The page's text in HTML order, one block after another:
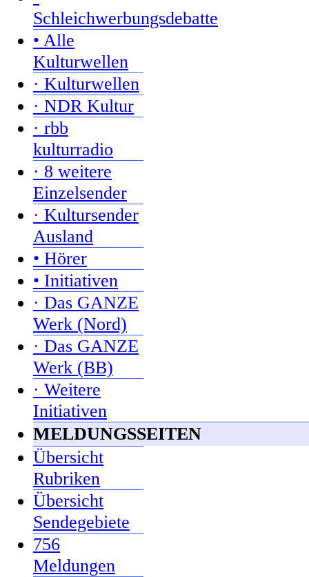
Schleichwerbungsdebatte
• Alle
Kulturwellen
· Kulturwellen
· NDR Kultur
· rbb
kulturradio
· 8 weitere
Einzelsender
· Kultursender
Ausland
• Hörer
• Initiativen
· Das GANZE
Werk (Nord)
· Das GANZE
Werk (BB)
· Weitere
Initiativen
MELDUNGSSEITEN
Übersicht
Rubriken
Übersicht
Sendegebiete
756
Meldungen